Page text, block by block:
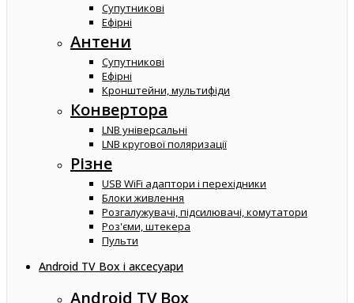
Супутникові
Ефірні
Антени
Супутникові
Ефірні
Кронштейни, мультифіди
Конвертора
LNB універсальні
LNB кругової поляризації
Різне
USB WiFi адаптори і перехідники
Блоки живлення
Розгалужувачі, підсилювачі, комутатори
Роз'єми, штекера
Пульти
Android TV Box і аксесуари
Android TV Box